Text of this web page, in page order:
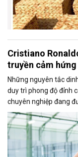
Cristiano
truyền cảm
Những nguyên tắc
duy trì phong độ đỉnh
chuyên nghiệp đang
thông qua chiến dịch
triển khai.